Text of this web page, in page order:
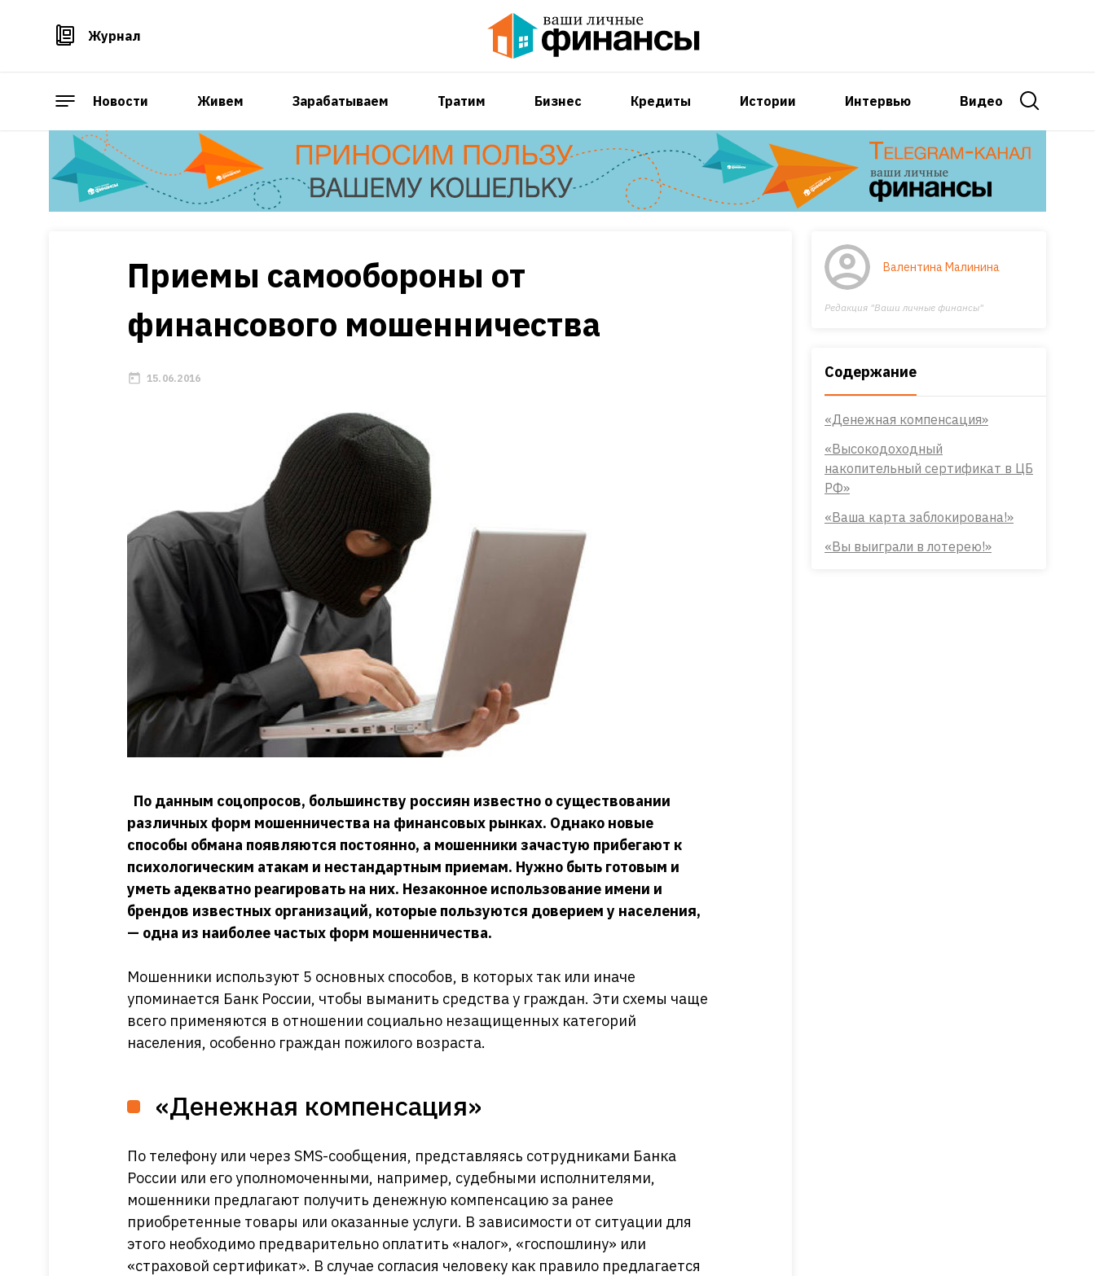
Журнал
Новости Живем Зарабатываем Тратим Бизнес Кредиты Истории Интервью Видео
Приемы самообороны от
финансового мошенничества
15.06.2016
Валентина Малинина
Редакция "Ваши личные финансы"
Содержание
«Денежная компенсация»
«Высокодоходный
накопительный сертификат в ЦБ
РФ»
«Ваша карта заблокирована!»
«Вы выиграли в лотерею!»
По данным соцопросов, большинству россиян известно о существовании
различных форм мошенничества на финансовых рынках. Однако новые
способы обмана появляются постоянно, а мошенники зачастую прибегают к
психологическим атакам и нестандартным приемам. Нужно быть готовым и
уметь адекватно реагировать на них. Незаконное использование имени и
брендов известных организаций, которые пользуются доверием у населения,
— одна из наиболее частых форм мошенничества.
Мошенники используют 5 основных способов, в которых так или иначе
упоминается Банк России, чтобы выманить средства у граждан. Эти схемы чаще
всего применяются в отношении социально незащищенных категорий
населения, особенно граждан пожилого возраста.
«Денежная компенсация»
По телефону или через SMS-сообщения, представляясь сотрудниками Банка
России или его уполномоченными, например, судебными исполнителями,
мошенники предлагают получить денежную компенсацию за ранее
приобретенные товары или оказанные услуги. В зависимости от ситуации для
этого необходимо предварительно оплатить «налог», «госпошлину» или
«страховой сертификат». В случае согласия человеку как правило предлагается